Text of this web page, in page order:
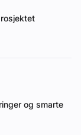
og smarte